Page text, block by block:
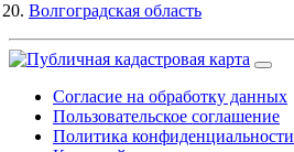
Волгоградская область
Согласие на обработку данных
Пользовательское соглашение
Политика конфиденциальности